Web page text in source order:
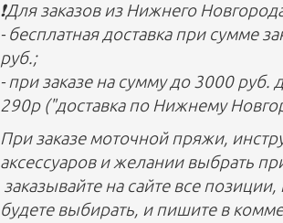
❗️Для заказов из Нижнего
- бесплатная доставка при сумме
руб.;
- при заказе на сумму до 3000 руб.
290р ("доставка по Нижнему
При заказе моточной пряжи,
аксессуаров и желании выбрать
заказывайте на сайте все
будете выбирать, и пишите в